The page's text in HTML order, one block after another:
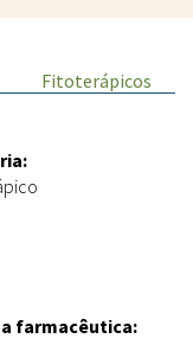
Fitoterápicos
farmacêutica: